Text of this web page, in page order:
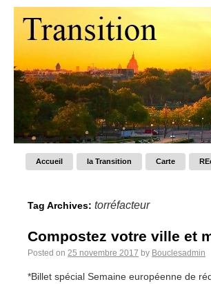
Accueil la Transition Carte
Tag Archives: torréfacteur
Compostez votre ville et
Posted on 25 novembre 2017 by Bouclesadmin
*Billet spécial Semaine européenne de